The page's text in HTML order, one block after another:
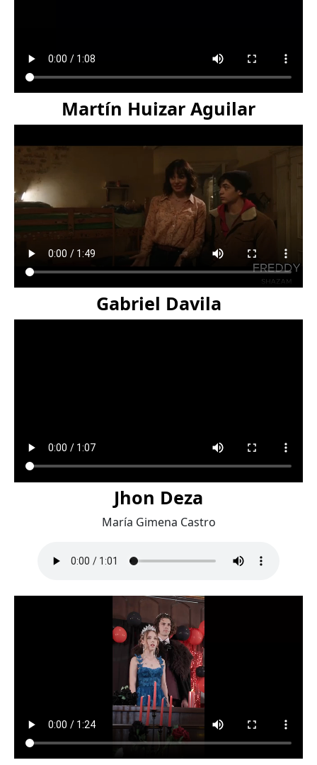
Martín Huizar Aguilar
Gabriel Davila
Jhon Deza
María Gimena Castro